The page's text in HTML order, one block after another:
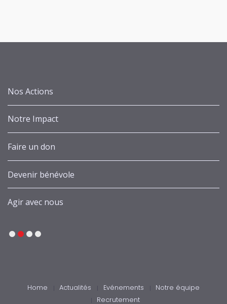
Nos Actions
Notre Impact
Faire un don
Devenir bénévole
Agir avec nous
1 2 3 4
Home Actualités Evénements
Notre équipe
Recrutement